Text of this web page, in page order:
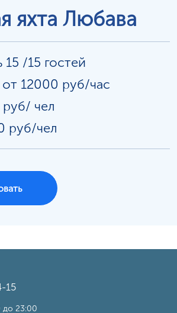
яхта Любава
/15 гостей
12000 руб/час
руб/ чел
руб/чел
15
до 23:00